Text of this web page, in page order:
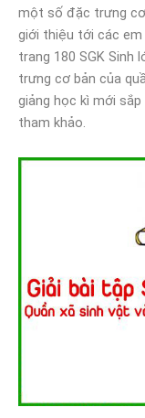
một số đặc trưng cơ
giới thiệu tới các em
trang 180 SGK Sinh
trưng cơ bản của
giảng học kì mới
tham khảo.